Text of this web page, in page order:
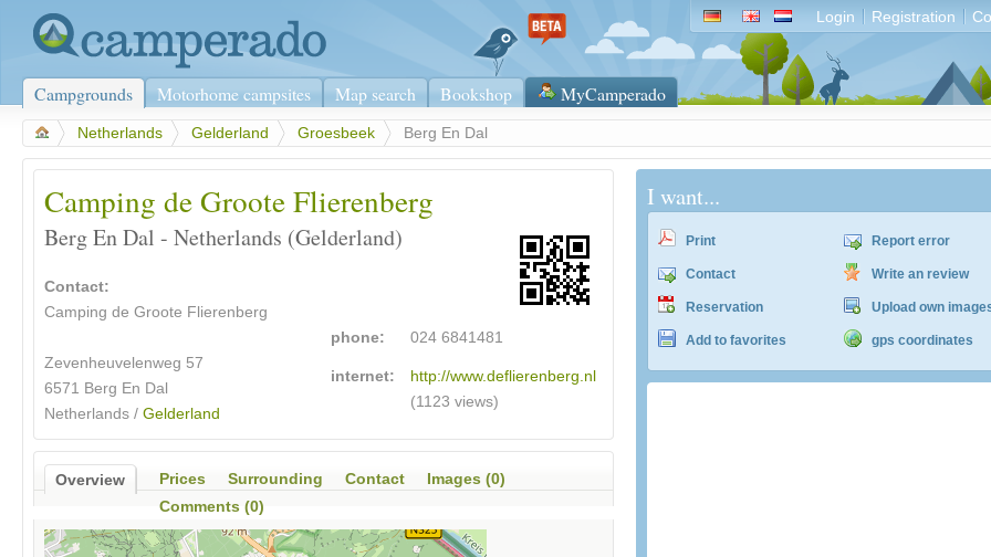
Login Registration
Campgrounds Motorhome campsites Map search Bookshop MyCamperado
Netherlands Gelderland Groesbeek Berg En Dal
Camping de Groote Flierenberg
Berg En Dal - Netherlands (Gelderland)
Contact:
Camping de Groote Flierenberg
Zevenheuvelenweg 57
6571 Berg En Dal
Netherlands / Gelderland
phone: 024 6841481
internet:
http://www.deflierenberg.nl
(1123 views)
Overview Prices Surrounding Contact
Images (0)
Comments (0)
I want...
Print
Contact
Reservation
Add to favorites
Report error
Write an review
Upload own
gps coordinates